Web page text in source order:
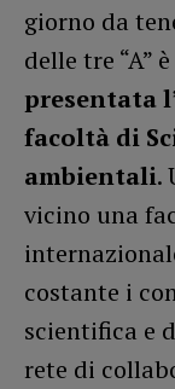
giorno da
delle tre “A” è
presentata
facoltà di
ambientali.
vicino una
costante i
scientifica e
rete di